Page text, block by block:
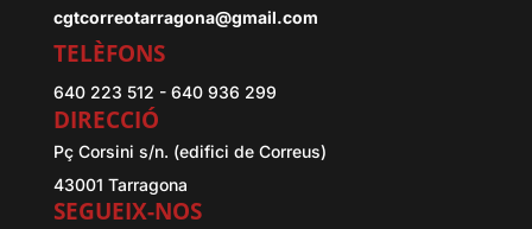
cgtcorreotarragona@gmail.com
TELÈFONS
640 223 512 - 640 936 299
DIRECCIÓ
Pç Corsini s/n. (edifici de Correus)
43001 Tarragona
SEGUEIX-NOS